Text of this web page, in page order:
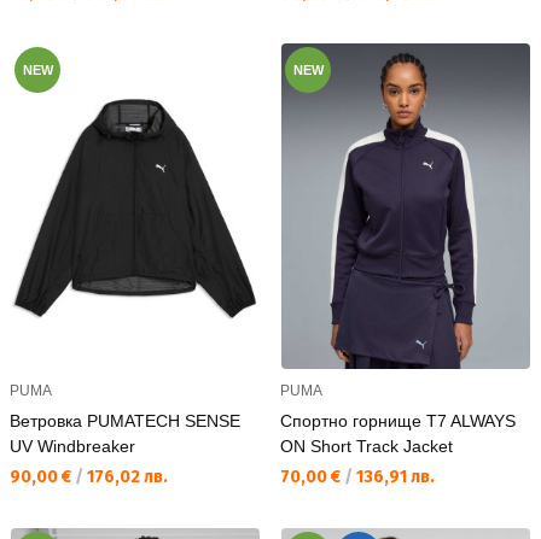
NEW
PUMA
Ветровка PUMATECH SENSE
UV Windbreaker
Текуща цена:
90,00 € / 176,02 лв.
NEW
PUMA
Спортно горнище T7 ALWAYS
ON Short Track Jacket
Текуща цена:
70,00 € / 136,91 лв.